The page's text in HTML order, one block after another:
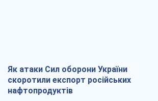
Як атаки Сил оборони України
скоротили експорт російських
нафтопродуктів